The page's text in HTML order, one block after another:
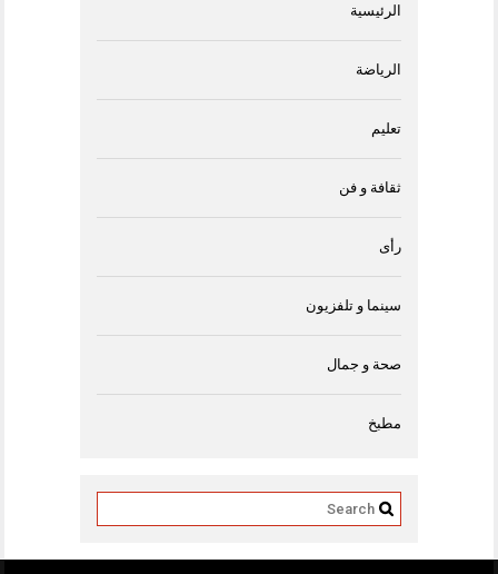
الرئيسية
الرياضة
تعليم
ثقافة و فن
رأى
سينما و تلفزيون
صحة و جمال
مطبخ